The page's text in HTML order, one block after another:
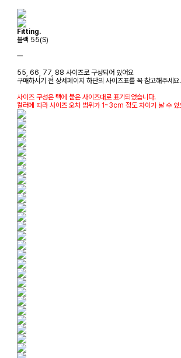
Fitting.
블랙 55(S)
ㅡ
55, 66, 77, 88 사이즈로 구성되어 있어요
구매하시기 전 상세페이지 하단의 사이즈표를 꼭 참고해주세요.
사이즈 구성은 택에 붙은 사이즈대로 표기되었습니다.
컬러에 따라 사이즈 오차 범위가 1~3cm 정도 차이가 날 수 있